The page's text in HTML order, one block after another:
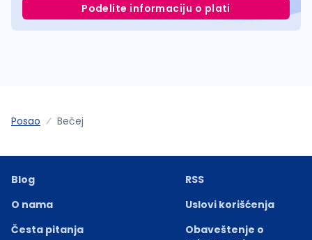
Podelite informaciju o plati
Posao Bečej
Blog
O nama
Česta pitanja
RSS
Uslovi korišćenja
Obaveštenje o